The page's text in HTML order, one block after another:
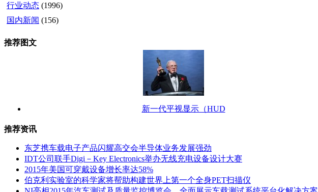
行业动态 (1996)
国内新闻 (156)
推荐图文
新一代平视显示（HUD
推荐资讯
东芝携车载电子产品闪耀高交会半导体业务发展强劲
IDT公司联手Digi－Key Electronics举办无线充电设备设计大赛
2015年美国可穿戴设备增长率达58%
伯克利实验室的科学家将帮助构建世界上第一个全身PET扫描仪